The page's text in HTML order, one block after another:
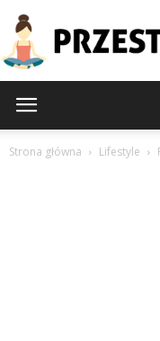
Strona główna Lifestyle